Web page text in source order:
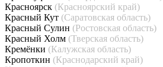
Красноярск (Красноярский край)
Красный Кут (Саратовская область)
Красный Сулин (Ростовская область)
Красный Холм (Тверская область)
Кремёнки (Калужская область)
Кропоткин (Краснодарский край)